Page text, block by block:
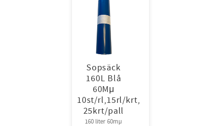
Sopsäck
160L Blå
60Mμ
10st/rl,15rl/krt,
25krt/pall
160 liter 60mµ